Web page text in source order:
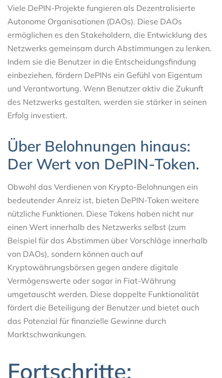
Viele DePIN-Projekte fungieren als Dezentralisierte
Autonome Organisationen (DAOs). Diese DAOs
ermöglichen es den Stakeholdern, die Entwicklung des
Netzwerks gemeinsam durch Abstimmungen zu lenken.
Indem sie die Benutzer in die Entscheidungsfindung
einbeziehen, fördern DePINs ein Gefühl von Eigentum
und Verantwortung. Wenn Benutzer aktiv die Zukunft
des Netzwerks gestalten, werden sie stärker in seinen
Erfolg investiert.
Über Belohnungen hinaus:
Der Wert von DePIN-Token.
Obwohl das Verdienen von Krypto-Belohnungen ein
bedeutender Anreiz ist, bieten DePIN-Token weitere
nützliche Funktionen. Diese Tokens haben nicht nur
einen Wert innerhalb des Netzwerks selbst (zum
Beispiel für das Abstimmen über Vorschläge innerhalb
von DAOs), sondern können auch auf
Kryptowährungsbörsen gegen andere digitale
Vermögenswerte oder sogar in Fiat-Währung
umgetauscht werden. Diese doppelte Funktionalität
fördert die Beteiligung der Benutzer und bietet auch
das Potenzial für finanzielle Gewinne durch
Marktschwankungen.
Fortschritte: